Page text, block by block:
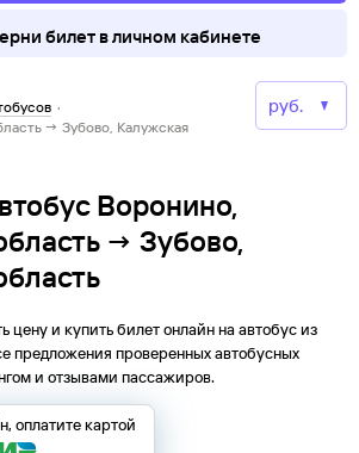
билет в личном кабинете
·
→ Зубово, Калужская
Воронино,
→ Зубово,
цену и купить билет онлайн на автобус из
предложения проверенных автобусных
и отзывами пассажиров.
оплатите картой